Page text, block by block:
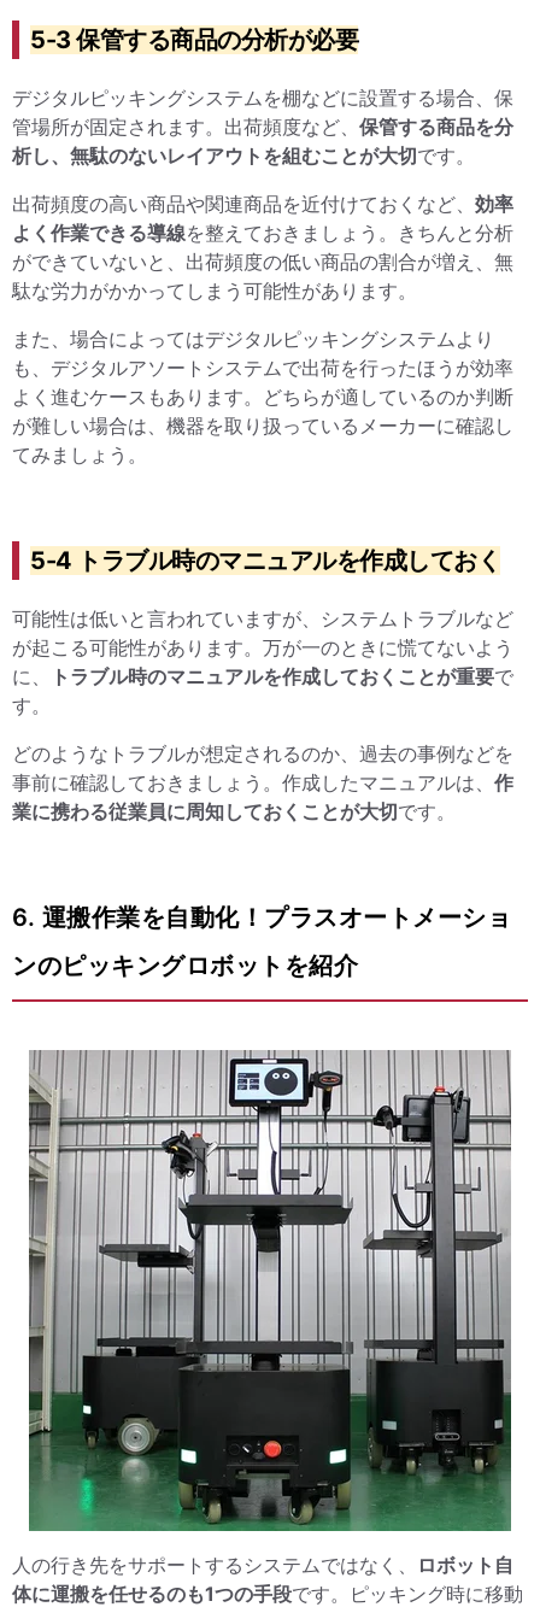
5-3 保管する商品の分析が必要
デジタルピッキングシステムを棚などに設置する場合、保
管場所が固定されます。出荷頻度など、 保管する商品を分
析し、無駄のないレイアウトを組むことが大切です。
出荷頻度の高い商品や関連商品を近付けておくなど、 効率
よく作業できる導線を整えておきましょう。きちんと分析
ができていないと、出荷頻度の低い商品の割合が増え、無
駄な労力がかかってしまう可能性があります。
また、場合によってはデジタルピッキングシステムより
も、デジタルアソートシステムで出荷を行ったほうが効率
よく進むケースもあります。どちらが適しているのか判断
が難しい場合は、機器を取り扱っているメーカーに確認し
てみましょう。
5-4 トラブル時のマニュアルを作成しておく
可能性は低いと言われていますが、システムトラブルなど
が起こる可能性があります。万が一のときに慌てないよう
に、
トラブル時のマニュアルを作成しておくことが重要で
す。
どのようなトラブルが想定されるのか、過去の事例などを
事前に確認しておきましょう。作成したマニュアルは、 作
業に携わる従業員に周知しておくことが大切です。
6. 運搬作業を自動化！プラスオートメーショ
ンのピッキングロボットを紹介
人の行き先をサポートするシステムではなく、
ロボット自
体に運搬を任せるのも1つの手段です。ピッキング時に移動